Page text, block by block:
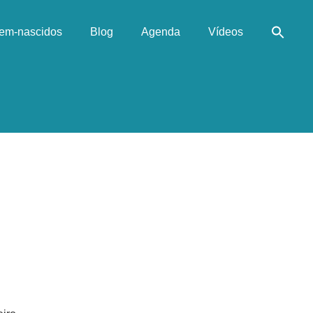
nascidos Blog Agenda Vídeos